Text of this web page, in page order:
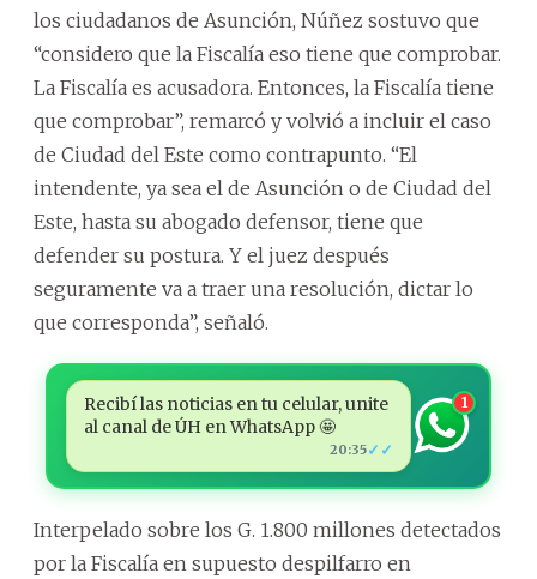
los ciudadanos de Asunción, Núñez sostuvo que
“considero que la Fiscalía eso tiene que comprobar.
La Fiscalía es acusadora. Entonces, la Fiscalía tiene
que comprobar”, remarcó y volvió a incluir el caso
de Ciudad del Este como contrapunto. “El
intendente, ya sea el de Asunción o de Ciudad del
Este, hasta su abogado defensor, tiene que
defender su postura. Y el juez después
seguramente va a traer una resolución, dictar lo
que corresponda”, señaló.
Recibí las noticias en tu celular, unite
al canal de ÚH en WhatsApp 🤩
20:35✓✓
1
Interpelado sobre los G. 1.800 millones detectados
por la Fiscalía en supuesto despilfarro en